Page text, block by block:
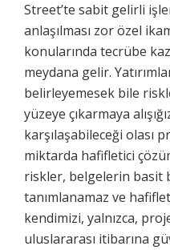
Street’te sabit gelirli
anlaşılması zor özel
konularında tecrübe
meydana gelir.
belirleyemesek bile
yüzeye çıkarmaya
karşılaşabileceği olası
miktarda hafifletici
riskler, belgelerin basit
tanımlanamaz ve
kendimizi, yalnızca,
uluslararası itibarına